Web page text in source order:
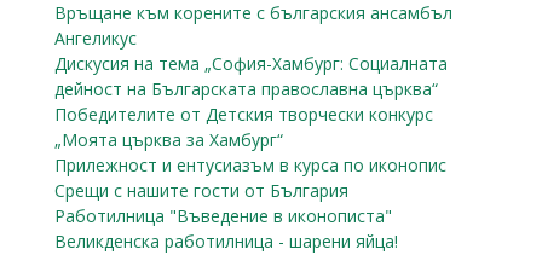
Връщане към корените с българския ансамбъл
Ангеликус
Дискусия на тема „София-Хамбург: Социалната
дейност на Българската православна църква“
Победителите от Детския творчески конкурс
„Моята църква за Хамбург“
Прилежност и ентусиазъм в курса по иконопис
Срещи с нашите гости от България
Работилница "Въведение в иконописта"
Великденска работилница - шарени яйца!